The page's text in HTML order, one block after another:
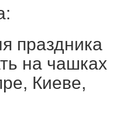
праздника
на чашках
Киеве,